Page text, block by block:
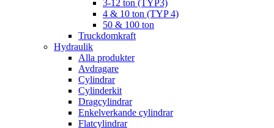
3-12 ton (TYP3)
4 & 10 ton (TYP 4)
50 & 100 ton
Truckdomkraft
Hydraulik
Alla produkter
Avdragare
Cylindrar
Cylinderkit
Dragcylindrar
Enkelverkande cylindrar
Flatcylindrar